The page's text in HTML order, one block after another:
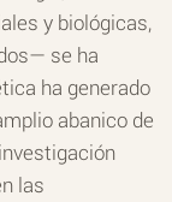
y biológicas,
se ha
ha generado
abanico de
las